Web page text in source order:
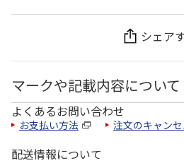
シェア
マークや記載内容について
よくあるお問い合わせ
お支払い方法 注文のキャン
配送情報について